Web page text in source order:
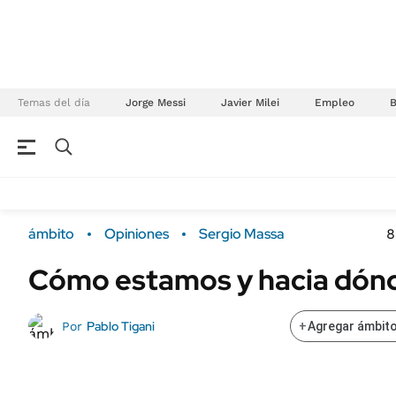
Temas del día Jorge Messi Javier Milei Empleo
Campo
FINANZAS
Dólar
Sustentabilidad
ENERGY REPORT
ámbito Opiniones Sergio Massa
Cómo estamos y hacia
Por Pablo Tigani +Agregar